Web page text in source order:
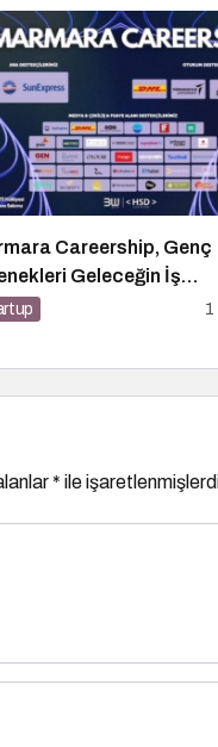
Careership, Genç
Geleceğin İş
Buluşturuyor!
1
* ile